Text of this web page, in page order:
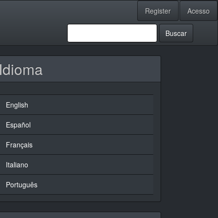
Register Acesso
Buscar
Idioma
English
Español
Français
Italiano
Português